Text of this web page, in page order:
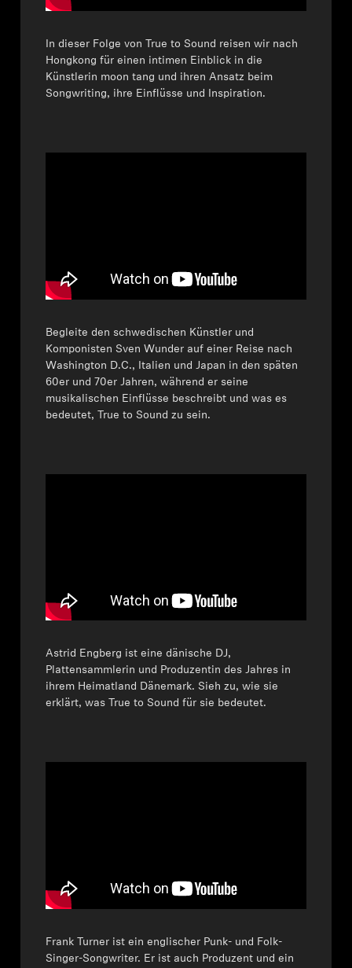
In dieser Folge von True to Sound reisen wir nach
Hongkong für einen intimen Einblick in die
Künstlerin moon tang und ihren Ansatz beim
Songwriting, ihre Einflüsse und Inspiration.
Begleite den schwedischen Künstler und
Komponisten Sven Wunder auf einer Reise nach
Washington D.C., Italien und Japan in den späten
60er und 70er Jahren, während er seine
musikalischen Einflüsse beschreibt und was es
bedeutet, True to Sound zu sein.
Astrid Engberg ist eine dänische DJ,
Plattensammlerin und Produzentin des Jahres in
ihrem Heimatland Dänemark. Sieh zu, wie sie
erklärt, was True to Sound für sie bedeutet.
Frank Turner ist ein englischer Punk- und Folk-
Singer-Songwriter. Er ist auch Produzent und ein